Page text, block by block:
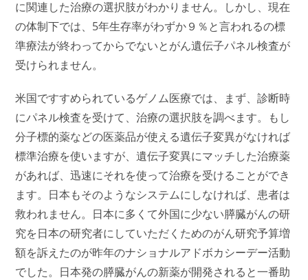
に関連した治療の選択肢がわかりません。しかし、現在
の体制下では、 5年生存率がわずか９％と言われるの標
準療法が終わってからでないとがん遺伝子パネル検査が
受けられません。
米国ですすめられているゲノム医療では、まず、診断時
にパネル検査を受けて、治療の選択肢を調べます。もし
分子標的薬などの医薬品が使える遺伝子変異がなければ
標準治療を使いますが、遺伝子変異にマッチした治療薬
があれば、迅速にそれを使って治療を受けることができ
ます。日本もそのようなシステムにしなければ、患者は
救われません。日本に多くて外国に少ない膵臓がんの研
究を日本の研究者にしていただくためのがん研究予算増
額を訴えたのが昨年のナショナルアドボカシーデー活動
でした。日本発の膵臓がんの新薬が開発されると一番助